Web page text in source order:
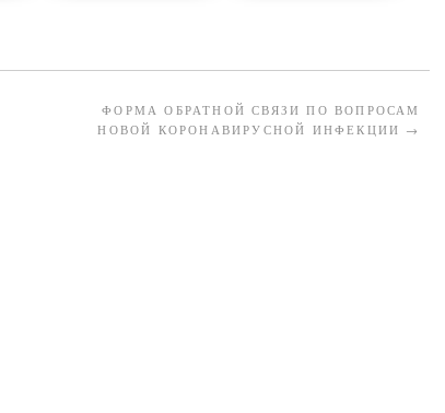
ФОРМА ОБРАТНОЙ СВЯЗИ ПО ВОПРОСАМ
НОВОЙ КОРОНАВИРУСНОЙ ИНФЕКЦИИ →